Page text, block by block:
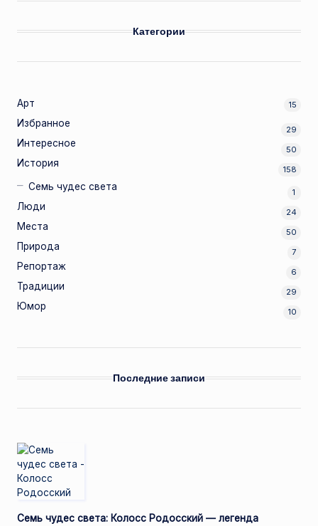
Категории
Арт 15
Избранное
29
Интересное
50
История
158
Семь чудес света
1
Люди
24
Места
50
Природа
7
Репортаж
6
Традиции
29
Юмор
10
Последние записи
Семь чудес света: Колосс Родосский — легенда